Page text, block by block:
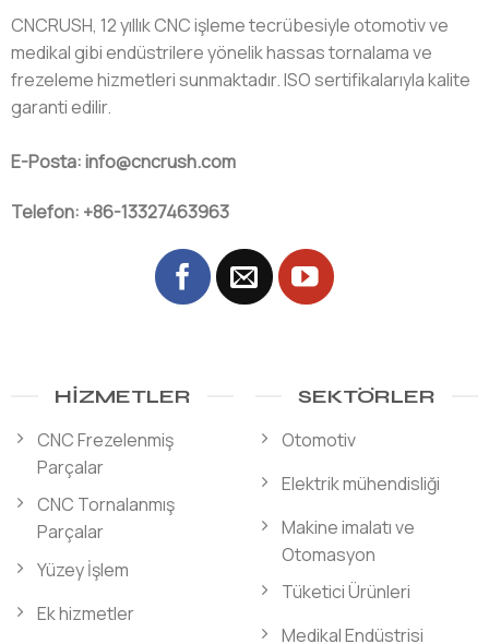
CNCRUSH, 12 yıllık CNC işleme tecrübesiyle otomotiv ve
medikal gibi endüstrilere yönelik hassas tornalama ve
frezeleme hizmetleri sunmaktadır. ISO sertifikalarıyla kalite
garanti edilir.
E-Posta: info@cncrush.com
Telefon: +86-13327463963
HIZMETLER
CNC Frezelenmiş
Parçalar
CNC Tornalanmış
Parçalar
Yüzey İşlem
Ek hizmetler
SEKTÖRLER
Otomotiv
Elektrik mühendisliği
Makine imalatı ve
Otomasyon
Tüketici Ürünleri
Medikal Endüstrisi